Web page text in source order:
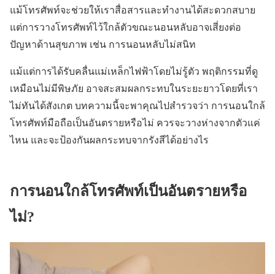
แม้โทรศัพท์จะช่วยให้เราสื่อสารและทำงานได้สะดวกสบาย
แต่การวางโทรศัพท์ไว้ใกล้ตัวขณะนอนหลับอาจเสี่ยงต่อ
ปัญหาด้านสุขภาพ เช่น การนอนหลับไม่สนิท
แม้แต่การได้รับคลื่นแม่เหล็กไฟฟ้าโดยไม่รู้ตัว พฤติกรรมที่ดู
เหมือนไม่มีพิษภัย อาจสะสมผลกระทบในระยะยาวโดยที่เรา
ไม่ทันได้สังเกต บทความนี้จะพาคุณไปสำรวจว่า การนอนใกล้
โทรศัพท์มือถือเป็นอันตรายหรือไม่ ควรจะวางห่างจากตัวแค่
ไหน และจะป้องกันผลกระทบจากรังสีได้อย่างไร
การนอนใกล้โทรศัพท์เป็นอันตรายหรือ
ไม่?